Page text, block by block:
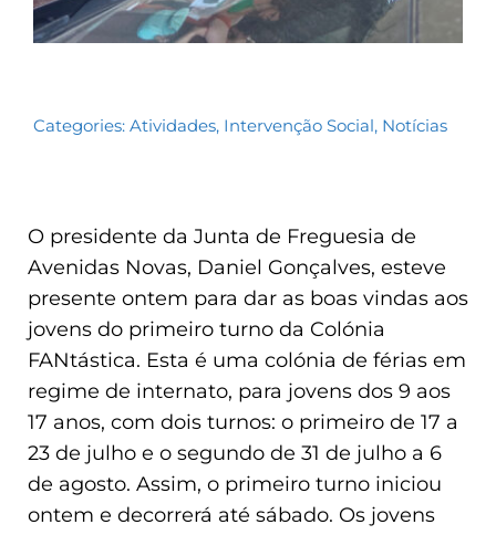
Categories: Atividades, Intervenção Social, Notícias
O presidente da Junta de Freguesia de
Avenidas Novas, Daniel Gonçalves, esteve
presente ontem para dar as boas vindas aos
jovens do primeiro turno da Colónia
FANtástica. Esta é uma colónia de férias em
regime de internato, para jovens dos 9 aos
17 anos, com dois turnos: o primeiro de 17 a
23 de julho e o segundo de 31 de julho a 6
de agosto. Assim, o primeiro turno iniciou
ontem e decorrerá até sábado. Os jovens